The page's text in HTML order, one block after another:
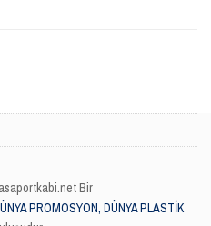
Bir
PROMOSYON, DÜNYA PLASTİK